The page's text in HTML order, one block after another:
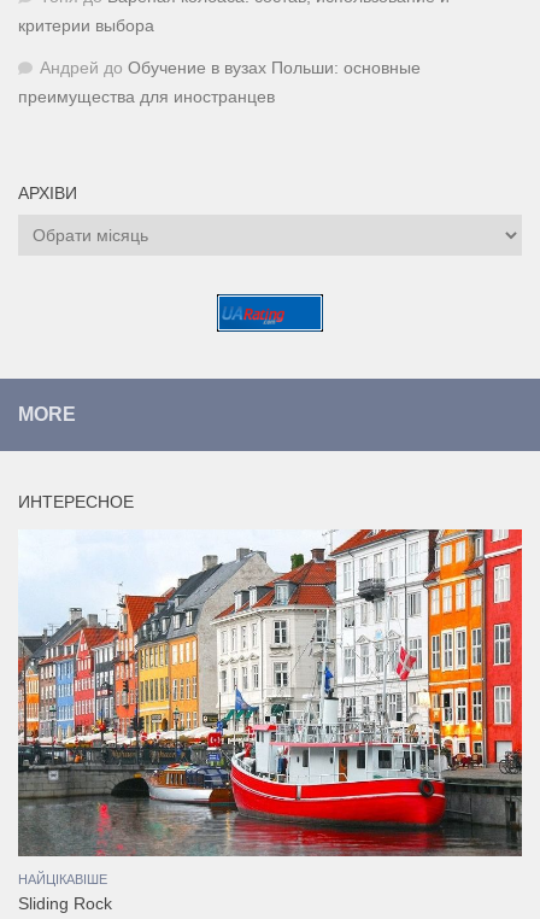
критерии выбора
Андрей до Обучение в вузах Польши: основные
преимущества для иностранцев
АРХІВИ
Архіви
MORE
ИНТЕРЕСНОЕ
НАЙЦІКАВІШЕ
Sliding Rock